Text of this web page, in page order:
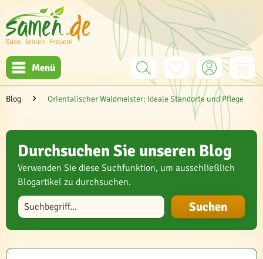
Menü
Blog Orientalischer Waldmeister: Ideale Standorte und Pflege
Durchsuchen Sie unseren Blog
Verwenden Sie diese Suchfunktion, um ausschließlich
Blogartikel zu durchsuchen.
Blog durchsuchen